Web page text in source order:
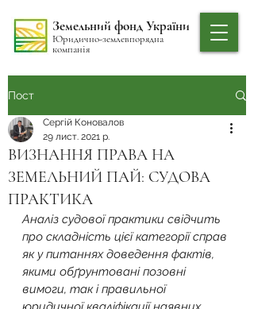
Земельний фонд України
Юридично-землевпорядна
компанія
Пост
ВИЗНАННЯ ПРАВА НА
ЗЕМЕЛЬНИЙ ПАЙ: СУДОВА
ПРАКТИКА
Сергій Коновалов
29 лист. 2021 р.
Аналіз судової практики свідчить
про складність цієї категорії справ
як у питаннях доведення фактів,
якими обґрунтовані позовні
вимоги, так і правильної